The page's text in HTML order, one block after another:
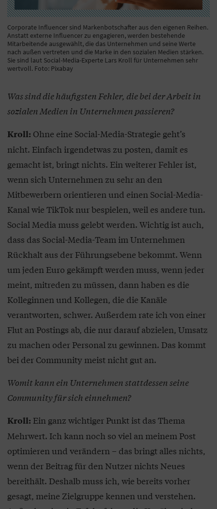
Corporate Influencer sind Markenbotschafter aus den eigenen Reihen.
Anstatt externe Influencer zu engagieren, werden bestehende
Mitarbeitende ausgewählt, die das Unternehmen und seine Werte
nach außen vertreten und die Marke in den sozialen Medien stärken.
Sie sind laut Social-Media-Experte Lars Kroll für Unternehmen sehr
wertvoll. Foto: Pixabay
Was sind die häufigsten Fehler, die bei der Arbeit in
sozialen Medien in Unternehmen passieren?
Kroll: Ohne eine Social-Media-Strategie geht’s
nicht. Einfach irgendetwas zu posten, damit es
gemacht ist, bringt nichts. Ein weiterer Fehler ist,
wenn sich Unternehmen zu sehr an den
Mitbewerbern orientieren und einen Social-Media-
Kanal wie TikTok nur bespielen, weil es andere tun.
Social Media muss gelebt werden. Wichtig ist auch,
dass das Social-Media-Team im Unternehmen
Rückhalt aus der Führungsebene bekommt. Wenn
um jeden Euro gekämpft werden muss, wenn jeder
meint, mitreden zu müssen, dann haben es die
Kolleginnen und Kollegen, die die Kanäle
verantworten, schwer. Außerdem rate ich von einer
Flut an Postings ab, die nur darauf abzielen, Umsatz
zu machen oder Personal zu gewinnen. Das kommt
bei der Community meist nicht gut an.
Womit kann ein Unternehmen stattdessen seine
Community für sich einnehmen?
Kroll: Ein ganz wichtiger Punkt ist das Thema
Mehrwert. Ich kann noch so viel an meinem Post
optimieren und verändern – das bringt alles nichts,
wenn der Beitrag für den Nutzer nichts Neues
bereithält. Deshalb muss ich, wie bereits vorher
gesagt, meine Zielgruppe kennen und verstehen.